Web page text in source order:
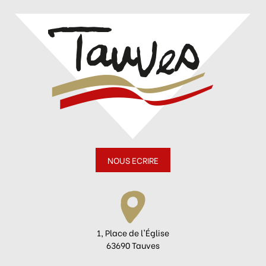
NOUS ECRIRE
1, Place de l'Église
63690 Tauves